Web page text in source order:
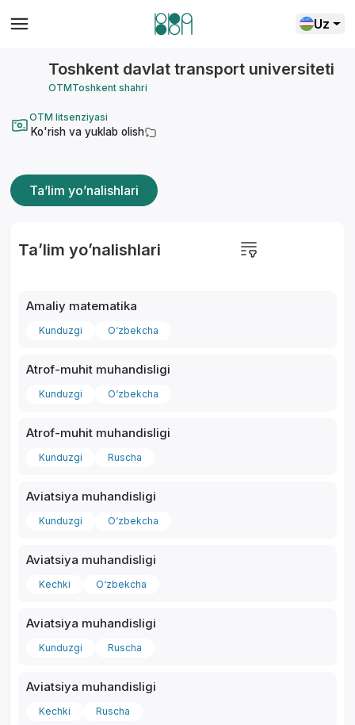
Uz
Toshkent davlat transport universiteti
OTMToshkent shahri
OTM litsenziyasi
Ko'rish va yuklab olish
Ta’lim yo’nalishlari
Ta’lim yo’nalishlari
Amaliy matematika
Kunduzgi O‘zbekcha
Atrof-muhit muhandisligi
Kunduzgi O‘zbekcha
Atrof-muhit muhandisligi
Kunduzgi Ruscha
Aviatsiya muhandisligi
Kunduzgi O‘zbekcha
Aviatsiya muhandisligi
Kechki O‘zbekcha
Aviatsiya muhandisligi
Kunduzgi Ruscha
Aviatsiya muhandisligi
Kechki Ruscha